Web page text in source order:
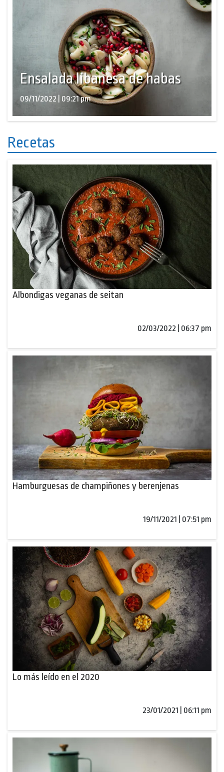
Ensalada libanesa de habas
09/11/2022 | 09:21 pm
Recetas
Albondigas veganas de seitan
02/03/2022 | 06:37 pm
Hamburguesas de champiñones y berenjenas
19/11/2021 | 07:51 pm
Lo más leído en el 2020
23/01/2021 | 06:11 pm